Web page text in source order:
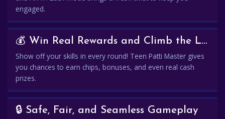
engaged.
💰 Win Real Rewards and Climb the Leaderboard
Show off your skills in every round! Teen Patti Master gives
you chances to earn chips, bonuses, and even real cash
prizes.
🔒 Safe, Fair, and Seamless Gameplay